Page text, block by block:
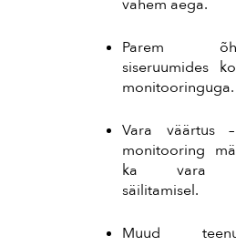
vähem aega.
Parem
siseruumides
monitooringuga.
Vara väärtus
monitooring
ka vara
säilitamisel.
Muud